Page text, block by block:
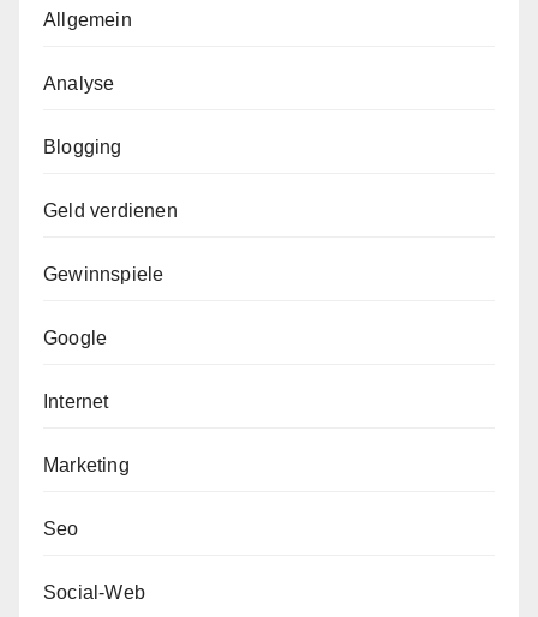
Allgemein
Analyse
Blogging
Geld verdienen
Gewinnspiele
Google
Internet
Marketing
Seo
Social-Web